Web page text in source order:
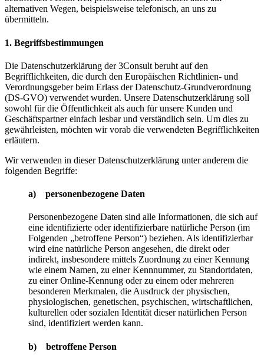
alternativen Wegen, beispielsweise telefonisch, an uns zu
übermitteln.
1. Begriffsbestimmungen
Die Datenschutzerklärung der 3Consult beruht auf den
Begrifflichkeiten, die durch den Europäischen Richtlinien- und
Verordnungsgeber beim Erlass der Datenschutz-Grundverordnung
(DS-GVO) verwendet wurden. Unsere Datenschutzerklärung soll
sowohl für die Öffentlichkeit als auch für unsere Kunden und
Geschäftspartner einfach lesbar und verständlich sein. Um dies zu
gewährleisten, möchten wir vorab die verwendeten Begrifflichkeiten
erläutern.
Wir verwenden in dieser Datenschutzerklärung unter anderem die
folgenden Begriffe:
a) personenbezogene Daten
Personenbezogene Daten sind alle Informationen, die sich auf
eine identifizierte oder identifizierbare natürliche Person (im
Folgenden „betroffene Person“) beziehen. Als identifizierbar
wird eine natürliche Person angesehen, die direkt oder
indirekt, insbesondere mittels Zuordnung zu einer Kennung
wie einem Namen, zu einer Kennnummer, zu Standortdaten,
zu einer Online-Kennung oder zu einem oder mehreren
besonderen Merkmalen, die Ausdruck der physischen,
physiologischen, genetischen, psychischen, wirtschaftlichen,
kulturellen oder sozialen Identität dieser natürlichen Person
sind, identifiziert werden kann.
b) betroffene Person